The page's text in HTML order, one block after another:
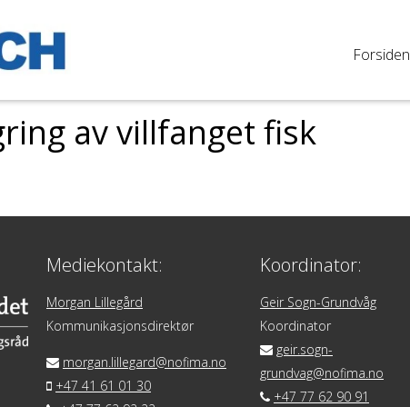
Forsiden
av villfanget fisk
Mediekontakt:
Morgan Lillegård
Kommunikasjonsdirektør
morgan.lillegard@nofima.no
+47 41 61 01 30
Koordinator:
Geir Sogn-Grundvåg
Koordinator
geir.sogn-
grundvag@nofima.no
+47 77 62 90 91